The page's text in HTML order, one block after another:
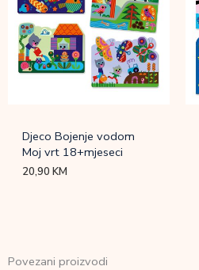
Djeco Bojenje vodom
Moj vrt 18+mjeseci
20,90KM
Povezani proizvodi